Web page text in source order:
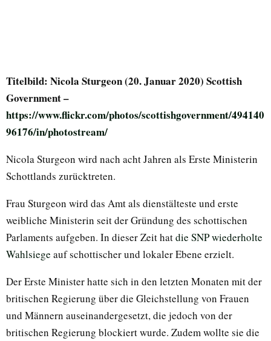
Titelbild: Nicola Sturgeon (20. Januar 2020) Scottish
Government –
https://www.flickr.com/photos/scottishgovernment/494140
96176/in/photostream/
Nicola Sturgeon wird nach acht Jahren als Erste Ministerin
Schottlands zurücktreten.
Frau Sturgeon wird das Amt als dienstälteste und erste
weibliche Ministerin seit der Gründung des schottischen
Parlaments aufgeben. In dieser Zeit hatdie SNP wiederholte
Wahlsiege auf schottischer und lokaler Ebene erzielt.
Der Erste Minister hatte sich in den letzten Monaten mit der
britischen Regierung über die Gleichstellung von Frauen
und Männern auseinandergesetzt, die jedoch von der
britischen Regierung blockiert wurde. Zudem wollte sie die